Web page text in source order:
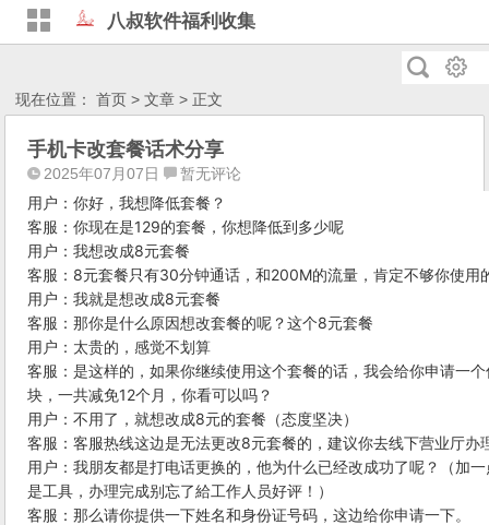
八叔软件福利收集
现在位置：首页 >文章 > 正文
手机卡改套餐话术分享
2025年07月07日 暂无评论
用户：你好，我想降低套餐？
客服：你现在是129的套餐，你想降低到多少呢
用户：我想改成8元套餐
客服：8元套餐只有30分钟通话，和200M的流量，肯定不够你使用
用户：我就是想改成8元套餐
客服：那你是什么原因想改套餐的呢？这个8元套餐
用户：太贵的，感觉不划算
客服：是这样的，如果你继续使用这个套餐的话，我会给你申请一
块，一共减免12个月，你看可以吗？
用户：不用了，就想改成8元的套餐（态度坚决）
客服：客服热线这边是无法更改8元套餐的，建议你去线下营业厅办
用户：我朋友都是打电话更换的，他为什么已经改成功了呢？（加
是工具，办理完成别忘了給工作人员好评！）
客服：那么请你提供一下姓名和身份证号码，这边给你申请一下。